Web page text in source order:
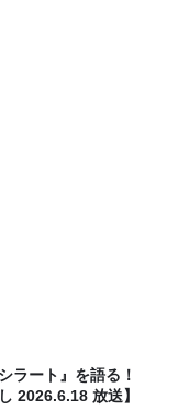
ラート』を語る！
2026.6.18 放送】